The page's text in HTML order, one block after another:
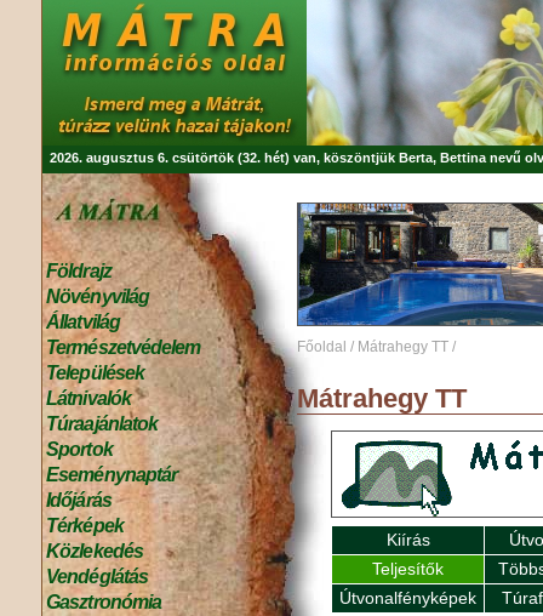
2026. augusztus 6. csütörtök (32. hét) van, köszöntjük Berta, Bettina nevű
Földrajz
Növényvilág
Állatvilág
Természetvédelem
Települések
Látnivalók
Túraajánlatok
Sportok
Eseménynaptár
Időjárás
Térképek
Közlekedés
Vendéglátás
Gasztronómia
Főoldal / Mátrahegy TT /
Mátrahegy TT
Kiírás
Teljesítők
Útvonalfényképek